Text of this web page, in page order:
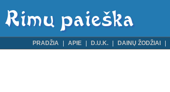
PRADŽIA APIE D.U.K. DAINŲ ŽODŽIAI